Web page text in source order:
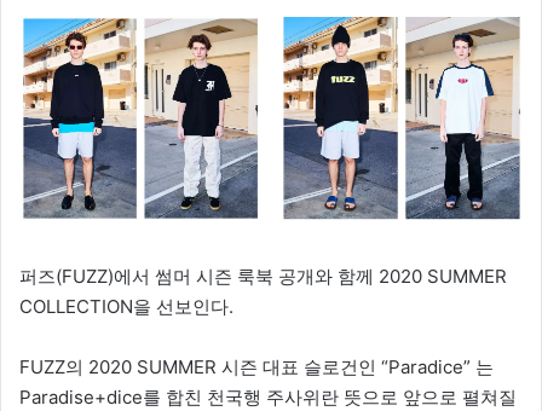
퍼즈(FUZZ)에서 썸머 시즌 룩북 공개와 함께 2020 SUMMER
COLLECTION을 선보인다.
FUZZ의 2020 SUMMER 시즌 대표 슬로건인 “Paradice” 는
Paradise+dice를 합친 천국행 주사위란 뜻으로 앞으로 펼쳐질